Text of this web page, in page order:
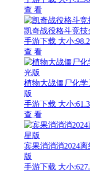
查 看
凯奇战役格斗竞技
手游下载 大小
查 看
植物大战僵尸化
版
手游下载 大小
查 看
宾果消消消2024
版
手游下载 大小